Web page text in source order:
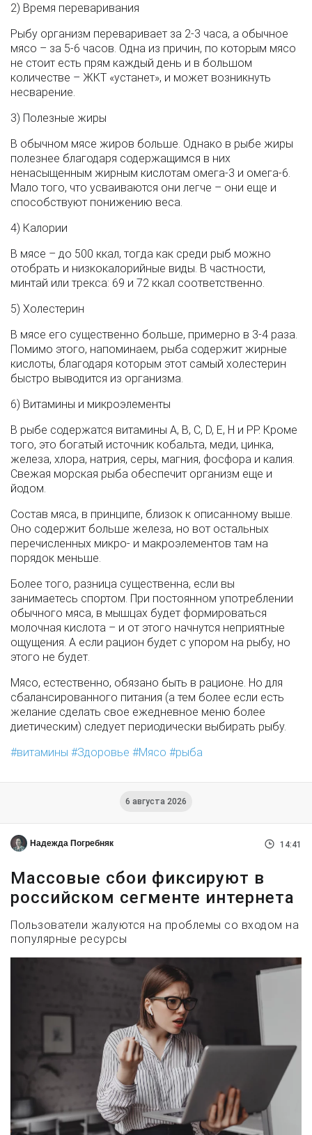
2) Время переваривания
Рыбу организм переваривает за 2-3 часа, а обычное
мясо – за 5-6 часов. Одна из причин, по которым мясо
не стоит есть прям каждый день и в большом
количестве – ЖКТ «устанет», и может возникнуть
несварение.
3) Полезные жиры
В обычном мясе жиров больше. Однако в рыбе жиры
полезнее благодаря содержащимся в них
ненасыщенным жирным кислотам омега-3 и омега-6.
Мало того, что усваиваются они легче – они еще и
способствуют понижению веса.
4) Калории
В мясе – до 500 ккал, тогда как среди рыб можно
отобрать и низкокалорийные виды. В частности,
минтай или трекса: 69 и 72 ккал соответственно.
5) Холестерин
В мясе его существенно больше, примерно в 3-4 раза.
Помимо этого, напоминаем, рыба содержит жирные
кислоты, благодаря которым этот самый холестерин
быстро выводится из организма.
6) Витамины и микроэлементы
В рыбе содержатся витамины А, В, С, D, Е, Н и РР. Кроме
того, это богатый источник кобальта, меди, цинка,
железа, хлора, натрия, серы, магния, фосфора и калия.
Свежая морская рыба обеспечит организм еще и
йодом.
Состав мяса, в принципе, близок к описанному выше.
Оно содержит больше железа, но вот остальных
перечисленных микро- и макроэлементов там на
порядок меньше.
Более того, разница существенна, если вы
занимаетесь спортом. При постоянном употреблении
обычного мяса, в мышцах будет формироваться
молочная кислота – и от этого начнутся неприятные
ощущения. А если рацион будет с упором на рыбу, но
этого не будет.
Мясо, естественно, обязано быть в рационе. Но для
сбалансированного питания (а тем более если есть
желание сделать свое ежедневное меню более
диетическим) следует периодически выбирать рыбу.
витамины
Здоровье Мясо рыба
6 августа 2026
Надежда Погребняк 14:41
Массовые сбои фиксируют в
российском сегменте интернета
Пользователи жалуются на проблемы со входом на
популярные ресурсы